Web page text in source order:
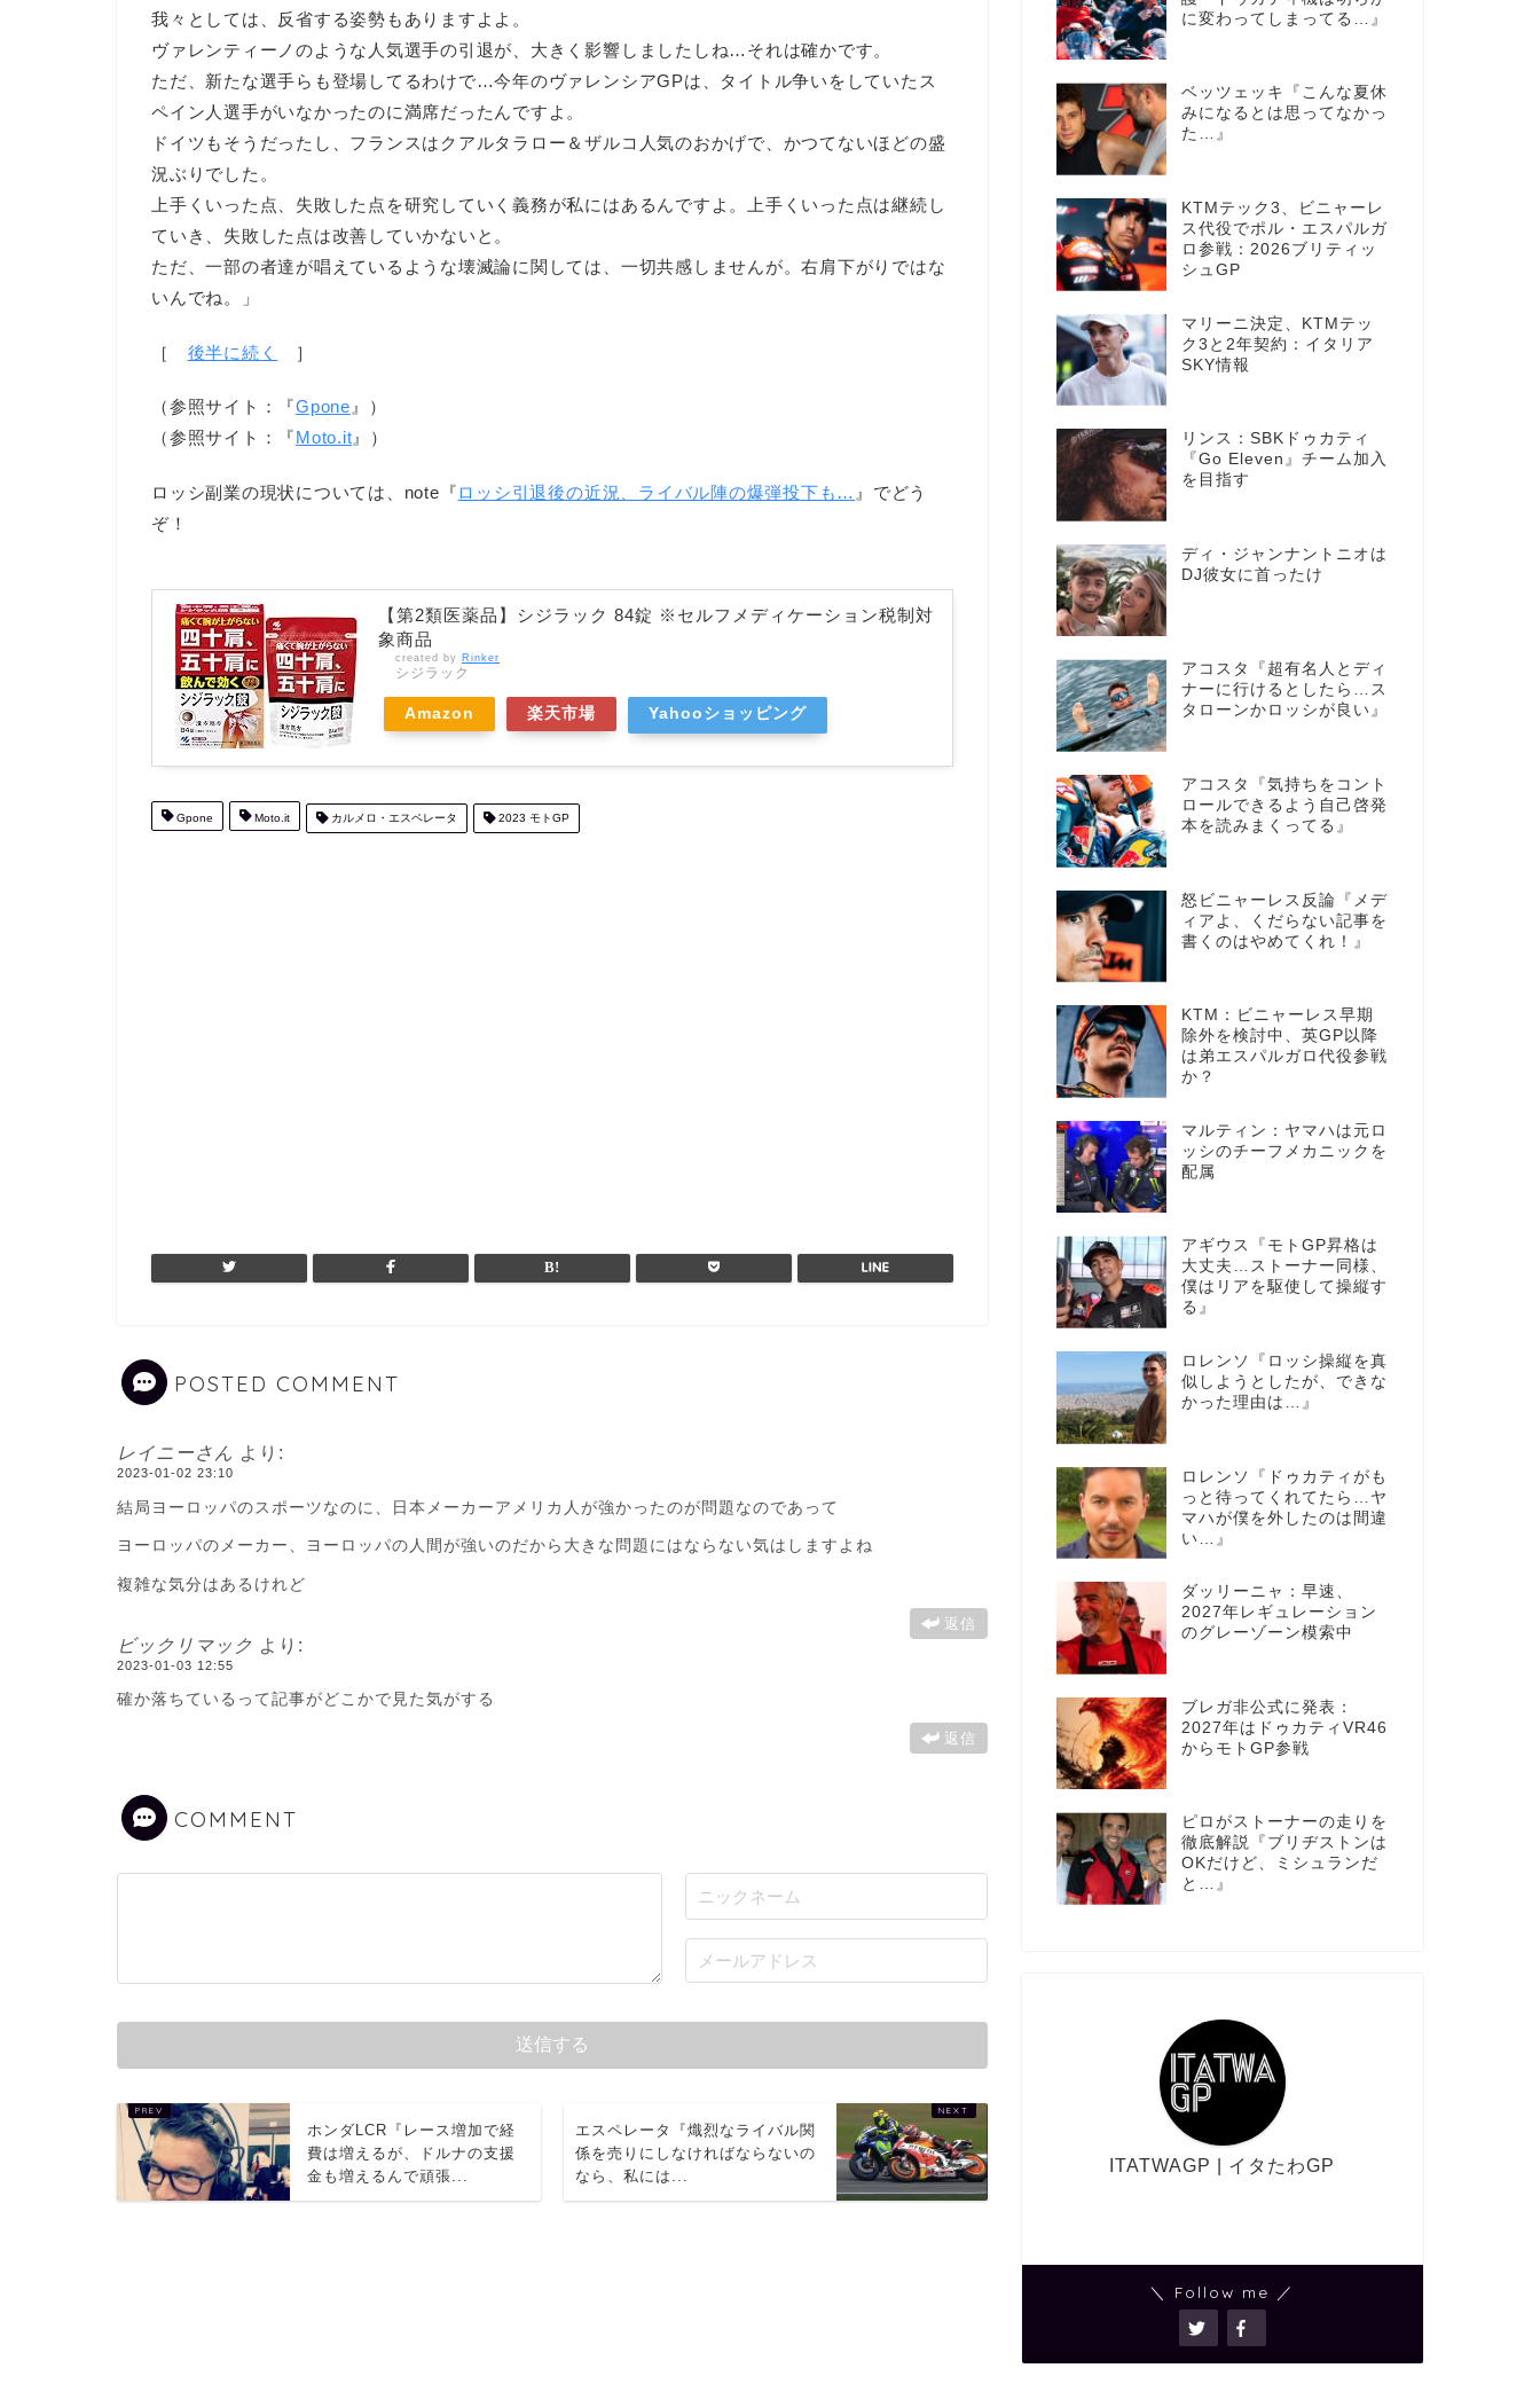
我々としては、反省する姿勢もありますよよ。
ヴァレンティーノのような人気選手の引退が、大きく影響しましたしね…それは確かです。
ただ、新たな選手らも登場してるわけで…今年のヴァレンシアGPは、タイトル争いをしていたス
ペイン人選手がいなかったのに満席だったんですよ。
ドイツもそうだったし、フランスはクアルタラロー＆ザルコ人気のおかげで、かつてないほどの盛
況ぶりでした。
上手くいった点、失敗した点を研究していく義務が私にはあるんですよ。上手くいった点は継続し
ていき、失敗した点は改善していかないと。
ただ、一部の者達が唱えているような壊滅論に関しては、一切共感しませんが。右肩下がりではな
いんでね。」
［ 後半に続く ］
（参照サイト：『Gpone 』）
（参照サイト：『Moto.it 』）
ロッシ副業の現状については、note『ロッシ引退後の近況、ライバル陣の爆弾投下も… 』でどう
ぞ！
【第2類医薬品】シジラック 84錠 ※セルフメディケーション税制対
象商品
created by Rinker
シジラック
Amazon 楽天市場 Yahooショッピング
Gpone Moto.it カルメロ・エスペレータ 2023 モトGP
POSTED COMMENT
レイニーさん より:
2023-01-02 23:10
結局ヨーロッパのスポーツなのに、日本メーカーアメリカ人が強かったのが問題なのであって
ヨーロッパのメーカー、ヨーロッパの人間が強いのだから大きな問題にはならない気はしますよね
複雑な気分はあるけれど
返信
ビックリマック より:
2023-01-03 12:55
確か落ちているって記事がどこかで見た気がする
返信
COMMENT
ホンダLCR『レース増加で経
費は増えるが、ドルナの支援
金も増えるんで頑張...
エスペレータ『熾烈なライバル関
係を売りにしなければならないの
なら、私には...
に変わってしまってる…』
ベッツェッキ『こんな夏休
みになるとは思ってなかっ
た…』
KTMテック3、ビニャーレ
ス代役でポル・エスパルガ
ロ参戦：2026ブリティッ
シュGP
マリーニ決定、KTMテッ
ク3と2年契約：イタリア
SKY情報
リンス：SBKドゥカティ
『Go Eleven』チーム加入
を目指す
ディ・ジャンナントニオは
DJ彼女に首ったけ
アコスタ『超有名人とディ
ナーに行けるとしたら…ス
タローンかロッシが良い』
アコスタ『気持ちをコント
ロールできるよう自己啓発
本を読みまくってる』
怒ビニャーレス反論『メデ
ィアよ、くだらない記事を
書くのはやめてくれ！』
KTM：ビニャーレス早期
除外を検討中、英GP以降
は弟エスパルガロ代役参戦
か？
マルティン：ヤマハは元ロ
ッシのチーフメカニックを
配属
アギウス『モトGP昇格は
大丈夫…ストーナー同様、
僕はリアを駆使して操縦す
る』
ロレンソ『ロッシ操縦を真
似しようとしたが、できな
かった理由は…』
ロレンソ『ドゥカティがも
っと待ってくれてたら…ヤ
マハが僕を外したのは間違
い…』
ダッリーニャ：早速、
2027年レギュレーション
のグレーゾーン模索中
ブレガ非公式に発表：
2027年はドゥカティVR46
からモトGP参戦
ピロがストーナーの走りを
徹底解説『ブリヂストンは
OKだけど、ミシュランだ
と…』
ITATWAGP | イタたわGP
＼ Follow me ／